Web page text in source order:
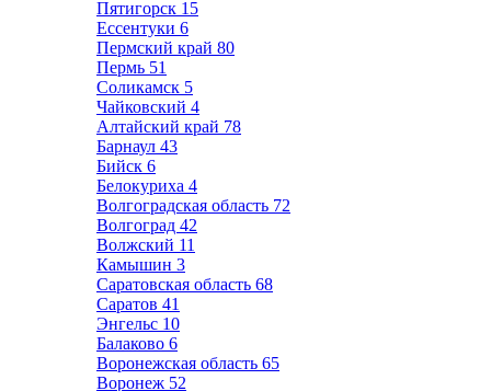
Пятигорск 15
Ессентуки 6
Пермский край 80
Пермь 51
Соликамск 5
Чайковский 4
Алтайский край 78
Барнаул 43
Бийск 6
Белокуриха 4
Волгоградская область 72
Волгоград 42
Волжский 11
Камышин 3
Саратовская область 68
Саратов 41
Энгельс 10
Балаково 6
Воронежская область 65
Воронеж 52